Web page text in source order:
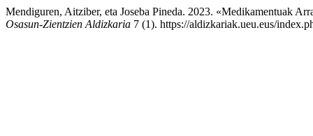
Mendiguren, Aitziber, eta Joseba Pineda. 2023. «Medikamentuak
Osasun-Zientzien Aldizkaria 7 (1). https://aldizkariak.ueu.eus/